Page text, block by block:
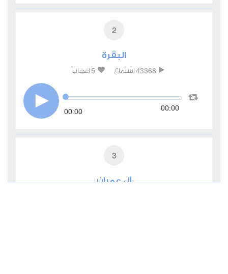
2
البقرة
43368 استماع 5 اعجاب
00:00 00:00
3
آل عمران